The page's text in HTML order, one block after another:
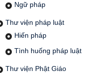
Ngữ pháp
Thư viện pháp luật
Hiến pháp
Tình huống pháp luật
Thư viện Phật Giáo